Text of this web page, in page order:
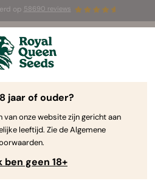
op 58690 reviews
Auto zaadjesGRATIS voor de
Blog
jaar of ouder?
van onze website zijn gericht aan
leeftijd. Zie de Algemene
ben geen 18+